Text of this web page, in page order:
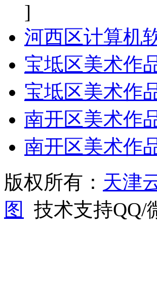
]
河西区计算机
宝坻区美术作
宝坻区美术作
南开区美术作
南开区美术作
版权所有： 天津
图
技术支持QQ/